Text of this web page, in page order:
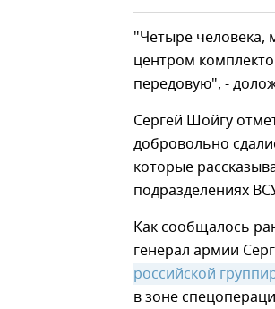
"Четыре
центром
передовую", -
Сергей Шойгу
добровольно
которые
подразделениях
Как сообщалось
генерал армии
российской
в зоне